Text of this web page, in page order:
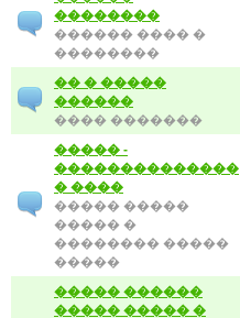
��������
������ ���� �
��������
�� � �����
������
���� �������
����� -
��������������
� ����
����� �����
����� �
�������� �����
�����
����� ������
����� ����� �